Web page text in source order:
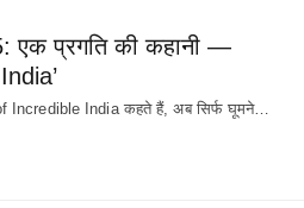
एक प्रगति की कहानी —
Incredible India कहते हैं, अब सिर्फ घूमने…